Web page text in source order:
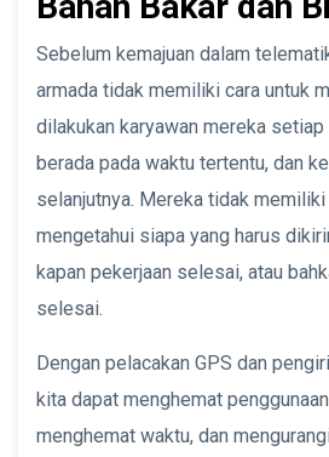
Sebelum kemajuan dalam
armada tidak memiliki cara untuk
dilakukan karyawan mereka
berada pada waktu tertentu, dan
selanjutnya. Mereka tidak memiliki
mengetahui siapa yang harus
kapan pekerjaan selesai, atau
selesai.
Dengan pelacakan GPS dan
kita dapat menghemat
menghemat waktu, dan